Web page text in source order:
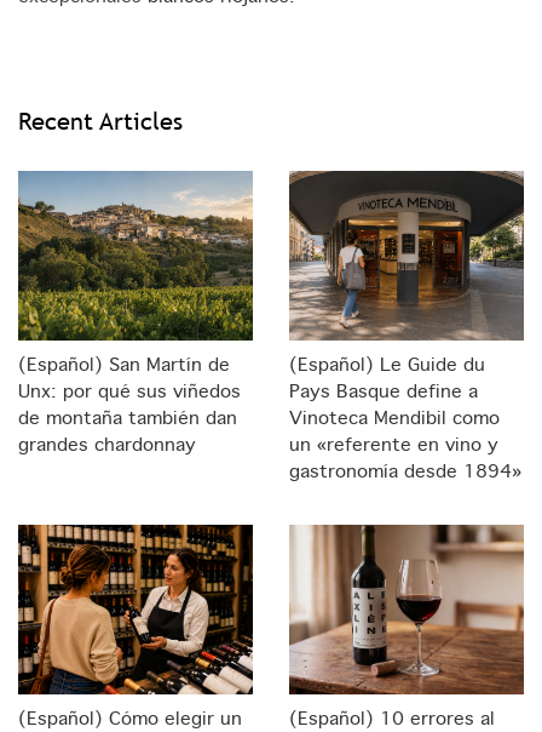
Recent Articles
(Español) San Martín de
Unx: por qué sus viñedos
de montaña también dan
grandes chardonnay
(Español) Le Guide du
Pays Basque define a
Vinoteca Mendibil como
un «referente en vino y
gastronomía desde 1894»
(Español) Cómo elegir un
(Español) 10 errores al